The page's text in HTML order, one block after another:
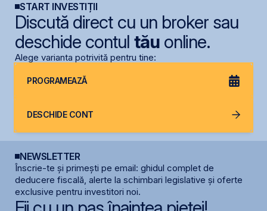
START INVESTIȚII
Discută direct cu un broker sau
deschide contul tăuonline.
Alege varianta potrivită pentru tine:
PROGRAMEAZĂ
DESCHIDE CONT
NEWSLETTER
Înscrie-te și primești pe email: ghidul complet de
deducere fiscală, alerte la schimbari legislative și oferte
exclusive pentru investitori noi.